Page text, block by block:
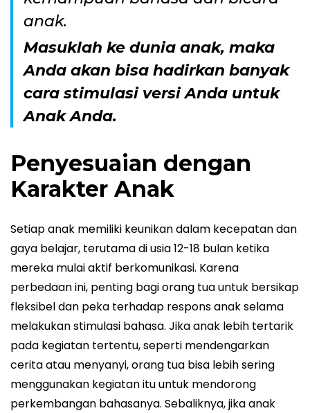
anak.
Masuklah ke dunia anak, maka
Anda akan bisa hadirkan banyak
cara stimulasi versi Anda untuk
Anak Anda.
Penyesuaian dengan
Karakter Anak
Setiap anak memiliki keunikan dalam kecepatan dan
gaya belajar, terutama di usia 12-18 bulan ketika
mereka mulai aktif berkomunikasi. Karena
perbedaan ini, penting bagi orang tua untuk bersikap
fleksibel dan peka terhadap respons anak selama
melakukan stimulasi bahasa. Jika anak lebih tertarik
pada kegiatan tertentu, seperti mendengarkan
cerita atau menyanyi, orang tua bisa lebih sering
menggunakan kegiatan itu untuk mendorong
perkembangan bahasanya. Sebaliknya, jika anak